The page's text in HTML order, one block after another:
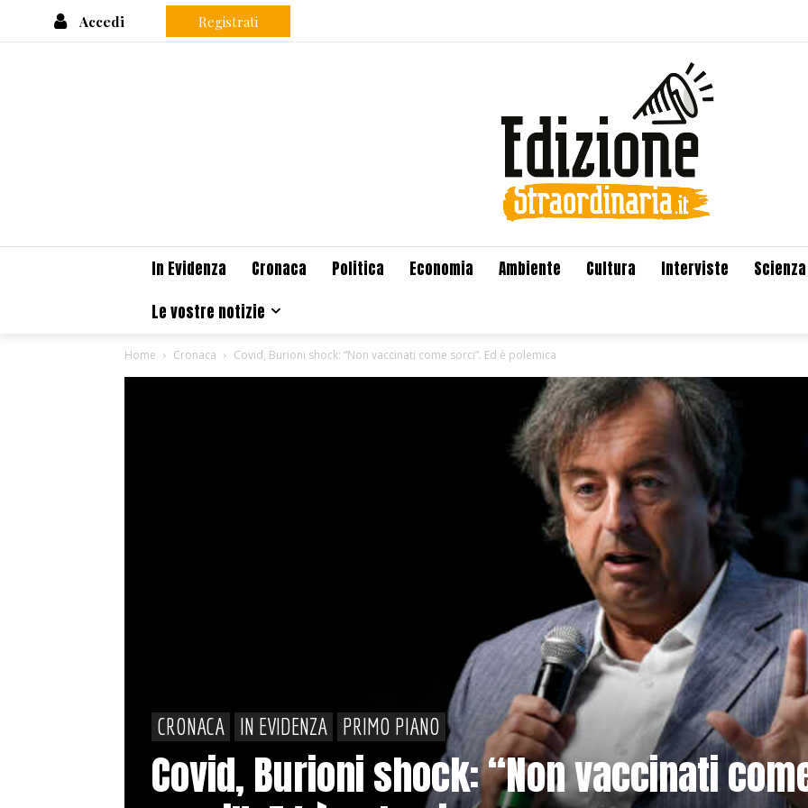
Accedi Registrati
In Evidenza Cronaca Politica Economia Ambiente Cultura Interviste
Scienza
Le vostre notizie
Home Cronaca Covid, Burioni shock: “Non vaccinati come sorci”. Ed è polemica
CRONACA IN EVIDENZA PRIMO PIANO
Covid, Burioni shock: “Non vaccinati